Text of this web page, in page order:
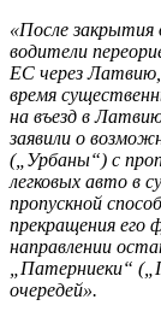
«После закрытия
водители
ЕС через Латвию,
время
на въезд в
заявили о
(„Урбаны“) с
легковых авто в
пропускной
прекращения его
направлении
„Патерниеки“
очередей».